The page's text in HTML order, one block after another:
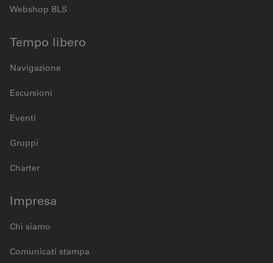
Webshop BLS
Tempo libero
Navigazione
Escursioni
Eventi
Gruppi
Charter
Impresa
Chi siamo
Comunicati stampa